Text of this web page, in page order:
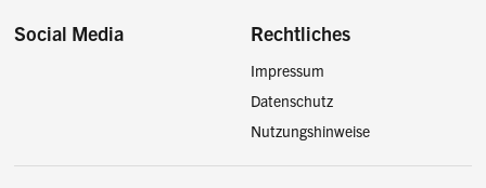
Social Media Rechtliches
Impressum
Datenschutz
Nutzungshinweise